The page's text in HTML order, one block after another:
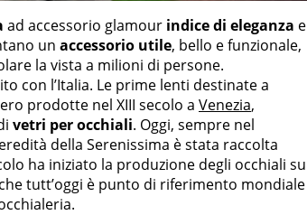
ad accessorio glamour indice di eleganza e
un accessorio utile, bello e funzionale,
la vista a milioni di persone.
con l’Italia. Le prime lenti destinate a
prodotte nel XIII secolo a Venezia,
vetri per occhiali. Oggi, sempre nel
della Serenissima è stata raccolta
ha iniziato la produzione degli occhiali su
tutt’oggi è punto di riferimento mondiale